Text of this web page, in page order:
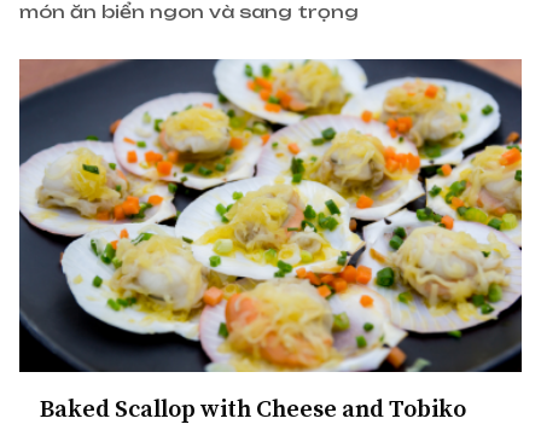
món ăn biển ngon và sang trọng
Baked Scallop with Cheese and Tobiko